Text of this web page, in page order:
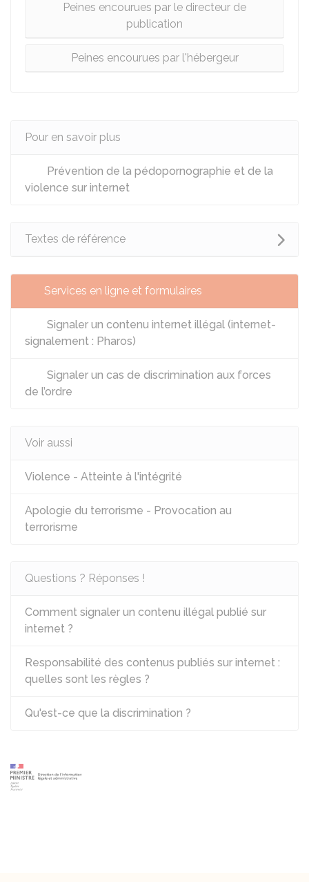
Peines encourues par le directeur de
publication
Peines encourues par l'hébergeur
Pour en savoir plus
Prévention de la pédopornographie et de la
violence sur internet
Textes de référence
Services en ligne et formulaires
Signaler un contenu internet illégal (internet-
signalement : Pharos)
Signaler un cas de discrimination aux forces
de l’ordre
Voir aussi
Violence - Atteinte à l'intégrité
Apologie du terrorisme - Provocation au
terrorisme
Questions ? Réponses !
Comment signaler un contenu illégal publié sur
internet ?
Responsabilité des contenus publiés sur internet :
quelles sont les règles ?
Qu'est-ce que la discrimination ?